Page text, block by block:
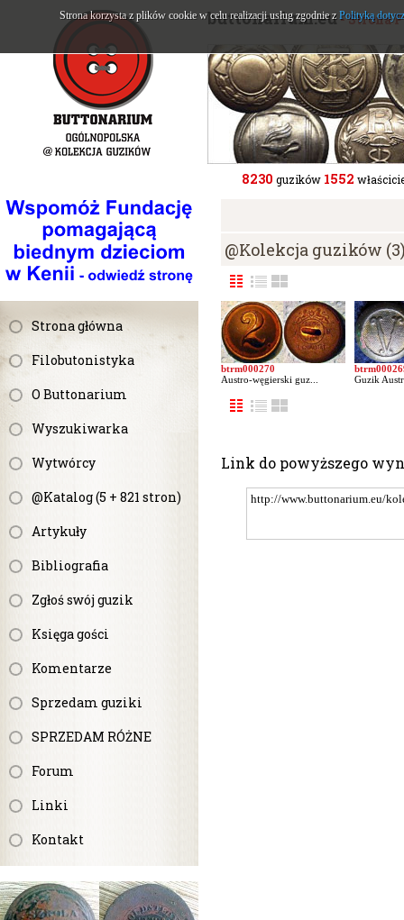
Strona główna
Filobutonistyka
O Buttonarium
Wyszukiwarka
Wytwórcy
@Katalog (5 + 821 stron)
Artykuły
Bibliografia
Zgłoś swój guzik
Księga gości
Komentarze
Sprzedam guziki
SPRZEDAM RÓŻNE
Forum
Linki
Kontakt
buttonarium.eu- Strona
8230 guzików 1552
@Kolekcja guzików
btrm000270
Austro-węgierski guz...
Guzik
Link do powyższego
Strona korzysta z plików cookie w celu realizacji usług zgodnie z Polityką